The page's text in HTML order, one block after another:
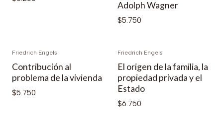
Adolph Wagner
$5.750
Friedrich Engels
Contribución al
problema de la vivienda
$5.750
Friedrich Engels
El origen de la familia, la
propiedad privada y el
Estado
$6.750